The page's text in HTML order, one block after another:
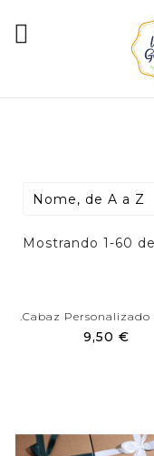

Nome, de A a Z
Mostrando 1-60
9,50 €